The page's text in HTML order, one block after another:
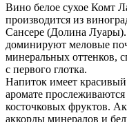
Вино белое сухое Комт
производится из
Сансере (Долина
доминируют меловые
минеральных оттенков,
с первого глотка.
Напиток имеет
аромате
косточковых фруктов.
аккорды минералов и